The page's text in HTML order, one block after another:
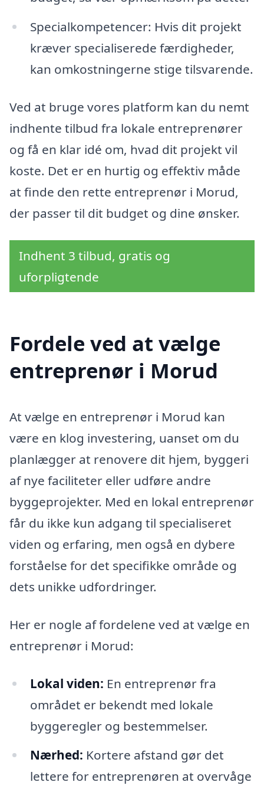
Specialkompetencer: Hvis dit projekt
kræver specialiserede færdigheder,
kan omkostningerne stige tilsvarende.
Ved at bruge vores platform kan du nemt
indhente tilbud fra lokale entreprenører
og få en klar idé om, hvad dit projekt vil
koste. Det er en hurtig og effektiv måde
at finde den rette entreprenør i Morud,
der passer til dit budget og dine ønsker.
Indhent 3 tilbud, gratis og
uforpligtende
Fordele ved at vælge
entreprenør i Morud
At vælge en entreprenør i Morud kan
være en klog investering, uanset om du
planlægger at renovere dit hjem, byggeri
af nye faciliteter eller udføre andre
byggeprojekter. Med en lokal entreprenør
får du ikke kun adgang til specialiseret
viden og erfaring, men også en dybere
forståelse for det specifikke område og
dets unikke udfordringer.
Her er nogle af fordelene ved at vælge en
entreprenør i Morud:
Lokal viden: En entreprenør fra
området er bekendt med lokale
byggeregler og bestemmelser.
Nærhed: Kortere afstand gør det
lettere for entreprenøren at overvåge